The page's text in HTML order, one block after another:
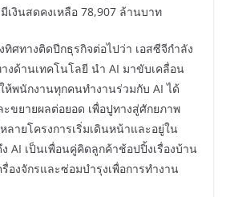
เงินสดคงเหลือ 78,907 ล้านบาท
ศทางติดปีกธุรกิจต่อไปว่า เอสซีจีกำลัง
งด้านเทคโนโลยี นำ AI มาขับเคลื่อน
พนักงานทุกคนทำงานร่วมกับ AI ได้
ะขยายผลต่อยอด เพื่อปูทางสู่ศักยภาพ
ลายโครงการเริ่มเดินหน้าและอยู่ใน
AI เป็นเพื่อนคู่คิดลูกค้าช้อปปิ้งเรื่องบ้าน
องจักรและซ่อมบำรุงเพื่อการทำงาน